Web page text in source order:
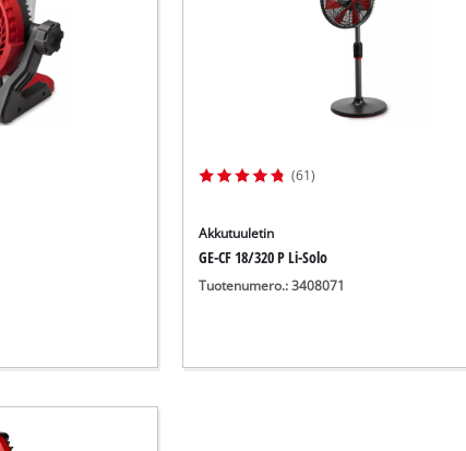
(61)
Akkutuuletin
GE-CF 18/320 P Li-Solo
Tuotenumero.: 3408071